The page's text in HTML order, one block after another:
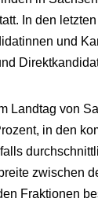
In den
und
Landtag von
in den
zwischen
Fraktionen